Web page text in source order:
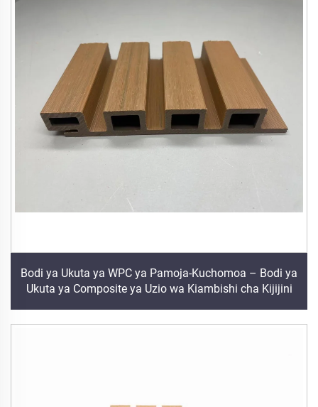
Bodi ya Ukuta ya WPC ya Pamoja-Kuchomoa – Bodi ya
Ukuta ya Composite ya Uzio wa Kiambishi cha Kijijini